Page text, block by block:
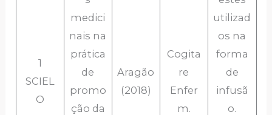
1
SCIEL
O
medici
nais na
prática
de
promo
ção da
Aragão
(2018)
Cogita
re
Enfer
m.
utilizad
os na
forma
de
infusã
o.